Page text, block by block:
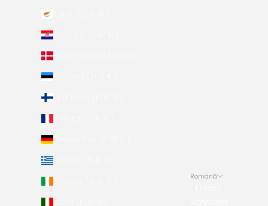
Croația (EUR €)
Danemarca (EUR €)
Estonia (EUR €)
Finlanda (EUR €)
Germania (EUR €)
Grecia (EUR €)
Română